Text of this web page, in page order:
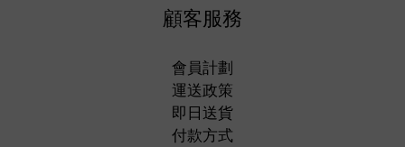
顧客服務
會員計劃
運送政策
即日送貨
付款方式